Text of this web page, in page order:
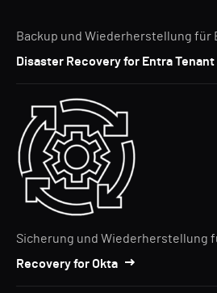
Backup und Wiederherstellung für
Disaster Recovery for Entra Tenant
Sicherung und Wiederherstellung
Recovery for Okta